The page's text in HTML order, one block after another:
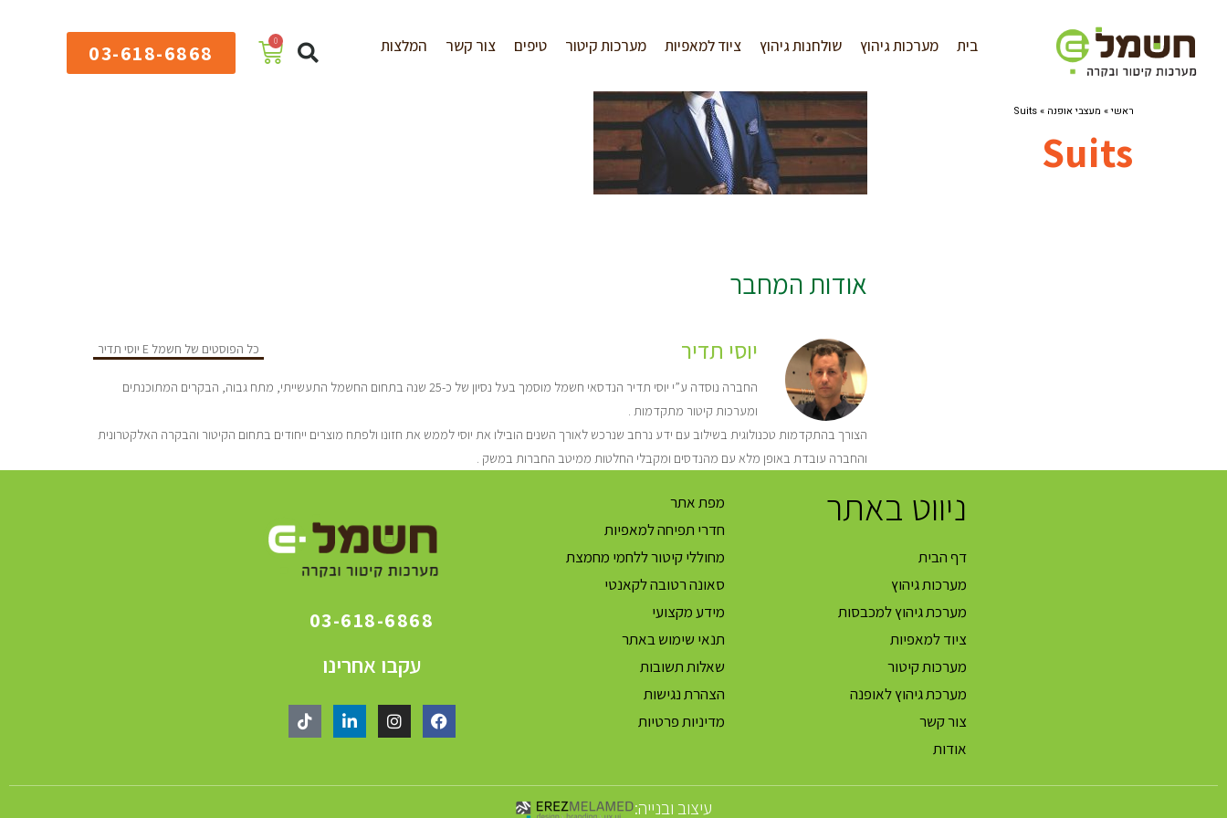
בית
מערכות גיהוץ שולחנות גיהוץ ציוד למאפיות מערכות קיטור טיפים צור קשר המלצות 0
03-618-6868
ראשי» מעצבי אופנה »
Suits
Suits
אודות המחבר
יוסי תדיר כל הפוסטים של חשמל E יוסי תדיר
החברה נוסדה ע”י יוסי תדיר הנדסאי חשמל מוסמך בעל נסיון של כ-25 שנה בתחום החשמל התעשייתי, מתח גבוה, הבקרים המתוכנתים
ומערכות קיטור מתקדמות .
הצורך בהתקדמות טכנולוגית בשילוב עם ידע נרחב שנרכש לאורך השנים הובילו את יוסי לממש את חזונו ולפתח מוצרים ייחודים בתחום הקיטור והבקרה האלקטרונית
והחברה עובדת באופן מלא עם מהנדסים ומקבלי החלטות ממיטב החברות במשק .
ניווט באתר
דף הבית
מערכות גיהוץ
מערכת גיהוץ למכבסות
ציוד למאפיות
מערכות קיטור
מערכת גיהוץ לאופנה
צור קשר
אודות
מפת אתר
חדרי תפיחה למאפיות
מחוללי קיטור ללחמי מחמצת
סאונה רטובה לקאנטי
מידע מקצועי
תנאי שימוש באתר
שאלות תשובות
הצהרת נגישות
מדיניות פרטיות
03-618-6868
עקבו אחרינו
עיצוב ובנייה: